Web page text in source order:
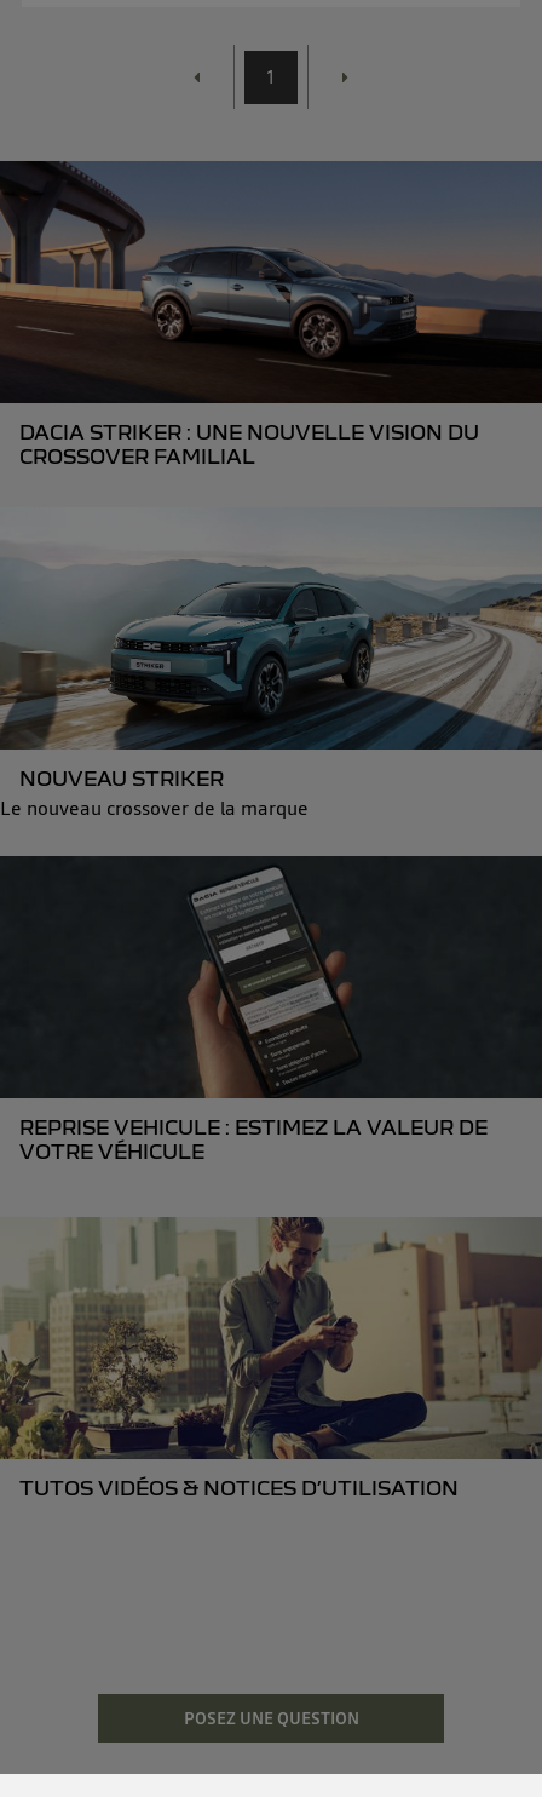
1
DACIA STRIKER : UNE NOUVELLE VISION DU
CROSSOVER FAMILIAL
NOUVEAU STRIKER
Le nouveau crossover de la marque
REPRISE VEHICULE : ESTIMEZ LA VALEUR DE
VOTRE VÉHICULE
TUTOS VIDÉOS & NOTICES D’UTILISATION
POSEZ UNE QUESTION